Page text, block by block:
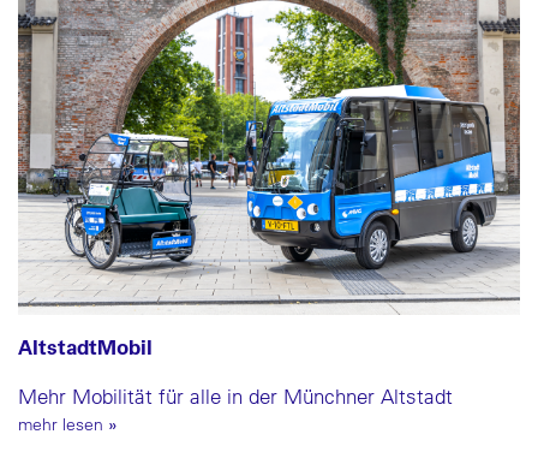
AltstadtMobil
Mehr Mobilität für alle in der Münchner Altstadt
mehr lesen »